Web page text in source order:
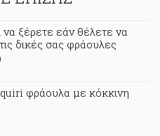
ξέρετε εάν θέλετε να
δικές σας φράουλες
φράουλα με κόκκινη